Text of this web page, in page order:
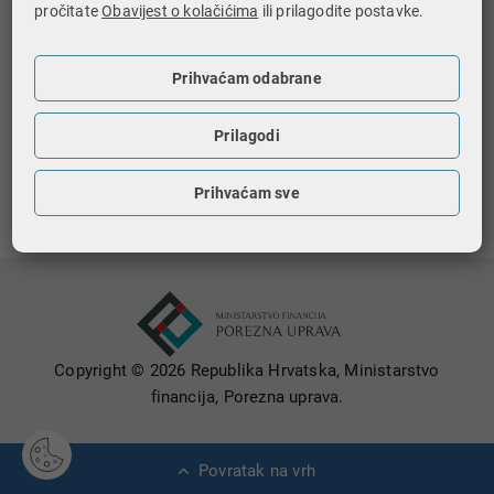
isključivo u zbirnom obliku koji ne
omogućuje identifikaciju osoba.
Ispiši stranicu
Copyright © 2026 Republika Hrvatska, Ministarstvo
financija, Porezna uprava.
Povratak na vrh
pročitateObavijest o kolačićima ili prilagodite postavke.
Prihvaćam odabrane
Prilagodi
Prihvaćam sve